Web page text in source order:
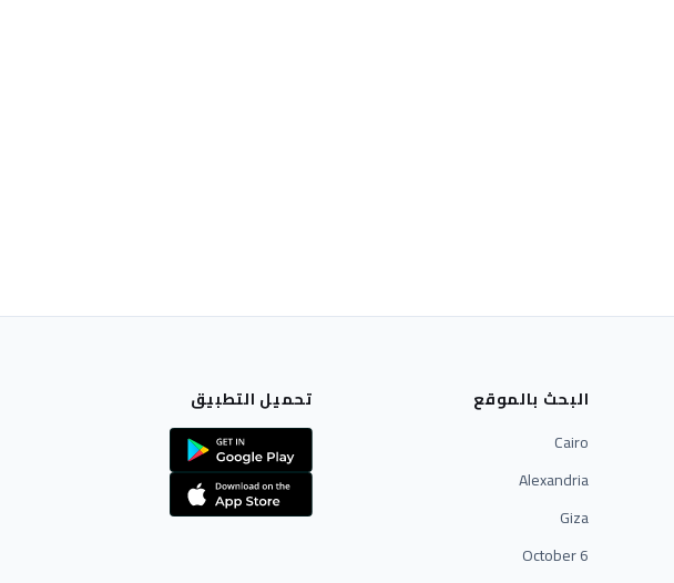
البحث بالموقع
Cairo
Alexandria
Giza
6 October
تحميل التطبيق